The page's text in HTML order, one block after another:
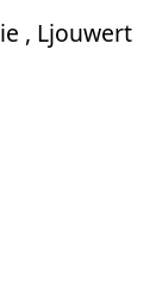
, Ljouwert